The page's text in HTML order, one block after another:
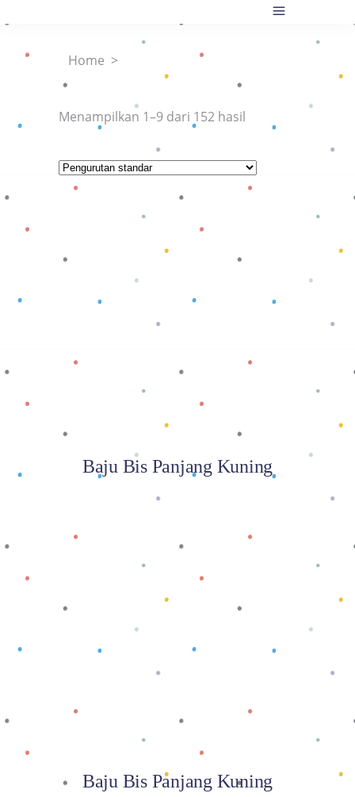
Home >
Menampilkan 1–9 dari 152 hasil
Baca selengkapnya
Baju Bis Panjang Kuning
Baca selengkapnya
Baju Bis Panjang Kuning